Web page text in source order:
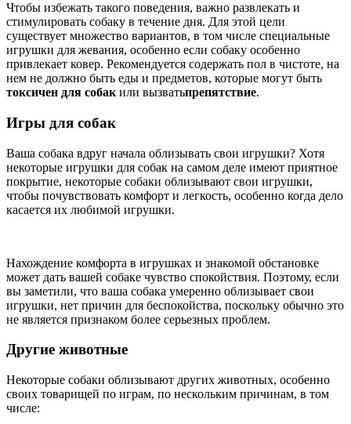
Чтобы избежать такого поведения, важно развлекать и
стимулировать собаку в течение дня. Для этой цели
существует множество вариантов, в том числе специальные
игрушки для жевания, особенно если собаку особенно
привлекает ковер. Рекомендуется содержать пол в чистоте, на
нем не должно быть еды и предметов, которые могут быть
токсичен для собак или вызватьпрепятствие.
Игры для собак
Ваша собака вдруг начала облизывать свои игрушки? Хотя
некоторые игрушки для собак на самом деле имеют приятное
покрытие, некоторые собаки облизывают свои игрушки,
чтобы почувствовать комфорт и легкость, особенно когда дело
касается их любимой игрушки.
Нахождение комфорта в игрушках и знакомой обстановке
может дать вашей собаке чувство спокойствия. Поэтому, если
вы заметили, что ваша собака умеренно облизывает свои
игрушки, нет причин для беспокойства, поскольку обычно это
не является признаком более серьезных проблем.
Другие животные
Некоторые собаки облизывают других животных, особенно
своих товарищей по играм, по нескольким причинам, в том
числе: